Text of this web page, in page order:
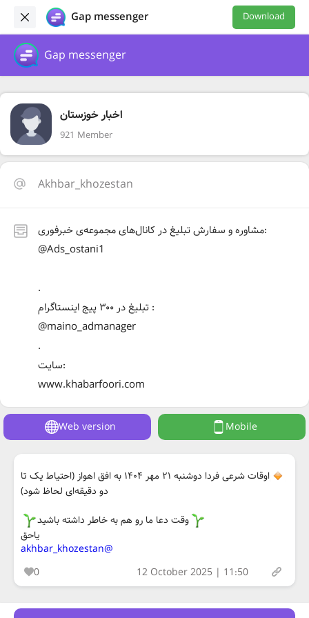
Gap messenger Download
Gap messenger
اخبار خوزستان
921 Member
Akhbar_khozestan
مشاوره و سفارش تبلیغ در کانال‌های مجموعه‌ی خبرفوری:
@Ads_ostani1
.
تبلیغ در ۳۰۰ پیج اینستاگرام :
@maino_admanager
.
سایت:
www.khabarfoori.com
Web version Mobile
اوقات شرعی فردا دوشنبه ۲۱ مهر ۱۴۰۴ به افق اهواز (احتیاط یک تا
دو دقیقه‌ای لحاظ شود)
وقت دعا ما رو هم به خاطر داشته باشید
یاحق
@akhbar_khozestan
0
12 October 2025 | 11:50